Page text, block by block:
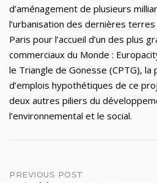
d’aménagement de plusieurs
l’urbanisation des dernières
Paris pour l’accueil d’un des plus
commerciaux du Monde :
le Triangle de Gonesse (CPTG),
d’emplois hypothétiques de ce
deux autres piliers du
l’environnemental et le social.
Post
PREVIOUS POST